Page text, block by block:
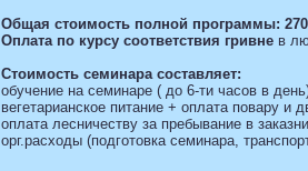
Общая стоимость полной программы:
Оплата по курсу соответствия гривнев
Стоимость семинарасоставляет:
обучение на семинаре ( до 6-ти часов в
вегетарианское питание + оплата повару и
оплата лесничеству за пребывание в
орг.расходы (подготовка семинара,